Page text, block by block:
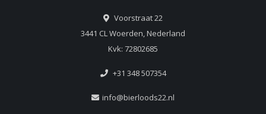
Voorstraat 22
3441 CL Woerden, Nederland
Kvk: 72802685
+31 348 507354
info@bierloods22.nl